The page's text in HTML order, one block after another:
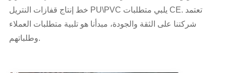
خط إنتاج قفازات النتريل PU\PVC يلبي متطلبات CE. تعتمد
شركتنا على الثقة والجودة، مبدأنا هو تلبية متطلبات العملاء
وطلباتهم.